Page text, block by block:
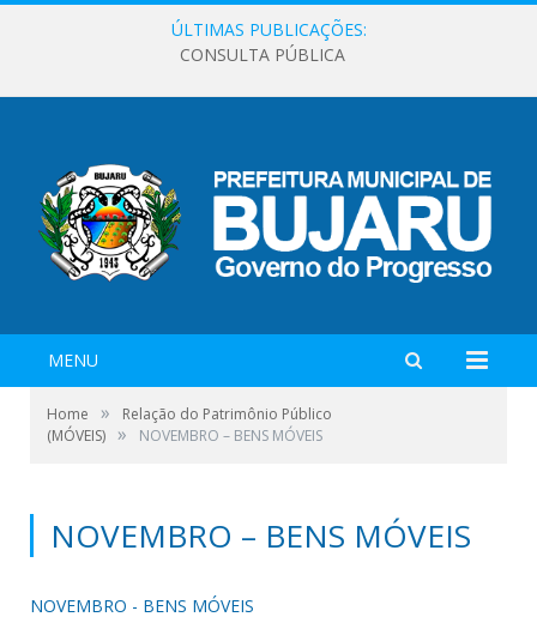
ÚLTIMAS PUBLICAÇÕES:
CONSULTA PÚBLICA
MENU
Home »
Relação do Patrimônio Público
(MÓVEIS) » NOVEMBRO – BENS MÓVEIS
NOVEMBRO – BENS MÓVEIS
NOVEMBRO - BENS MÓVEIS